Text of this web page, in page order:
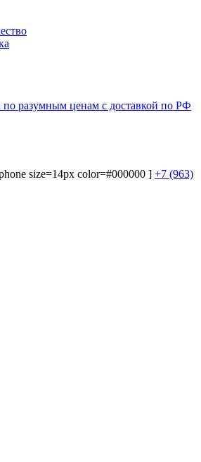
по разумным ценам с доставкой по РФ
size=14px color=#000000 ] +7 (963)